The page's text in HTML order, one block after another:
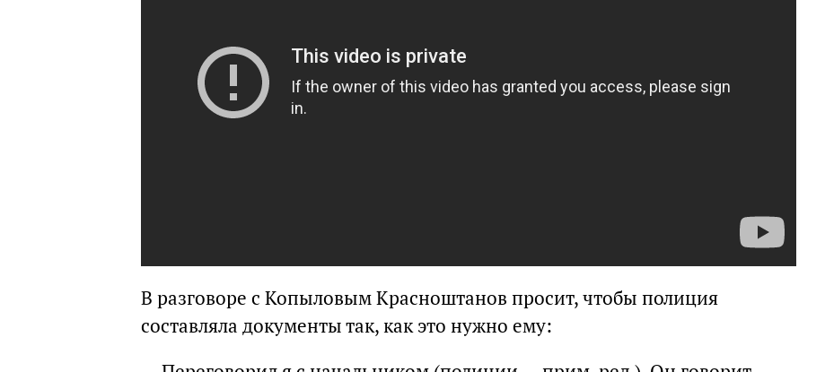
В разговоре с Копыловым Красноштанов просит, чтобы полиция
составляла документы так, как это нужно ему: